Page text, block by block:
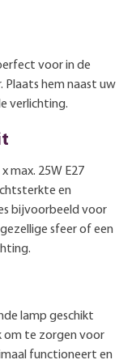
voor in de
Plaats hem naast uw
verlichting.
max. 25W E27
en
bijvoorbeeld voor
sfeer of een
lamp geschikt
om te zorgen voor
functioneert en